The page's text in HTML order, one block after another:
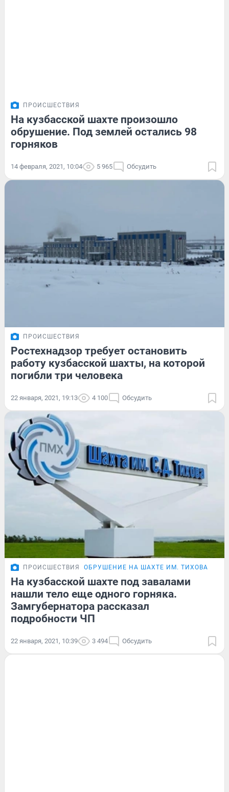
ПРОИСШЕСТВИЯ
На кузбасской шахте произошло
обрушение. Под землей остались 98
горняков
14 февраля, 2021, 10:04 5 965 Обсудить
ПРОИСШЕСТВИЯ
Ростехнадзор требует остановить
работу кузбасской шахты, на которой
погибли три человека
22 января, 2021, 19:13 4 100 Обсудить
ПРОИСШЕСТВИЯ ОБРУШЕНИЕ НА ШАХТЕ ИМ. ТИХОВА
На кузбасской шахте под завалами
нашли тело еще одного горняка.
Замгубернатора рассказал
подробности ЧП
22 января, 2021, 10:39 3 494 Обсудить